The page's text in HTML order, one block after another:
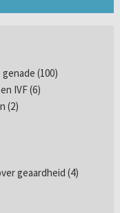
(100)
IVF (6)
(2)
geaardheid (4)